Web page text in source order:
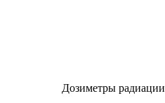
Дозиметры радиации